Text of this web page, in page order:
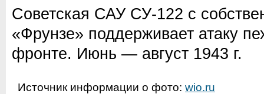
Советская САУ СУ-122 с
«Фрунзе» поддерживает атаку
фронте. Июнь — август 1943 г.
Источник информации о фото: wio.ru